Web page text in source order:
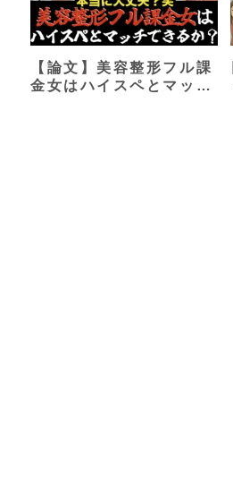
【論文】美容整形フル課
金女はハイスペとマッチ